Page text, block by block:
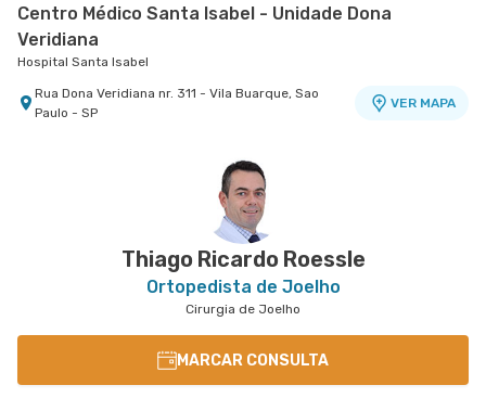
Centro Médico Santa Isabel - Unidade Dona
Veridiana
Hospital Santa Isabel
Rua Dona Veridiana nr. 311 - Vila Buarque, Sao
Paulo - SP
VER MAPA
Rua Engenheiro Oscar Americano nr. 1010 -
Thiago Ricardo Roessle
Ortopedista de Joelho
Cirurgia de Joelho
MARCAR CONSULTA